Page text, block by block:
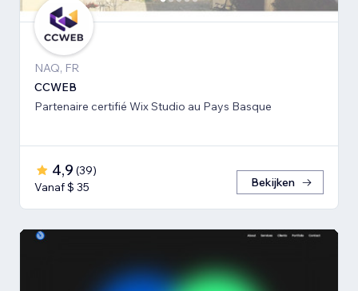
NAQ, FR
CCWEB
Partenaire certifié Wix Studio au Pays Basque
4,9 (39)
Vanaf $ 35
Bekijken